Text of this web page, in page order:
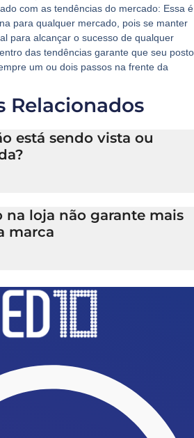
com as tendências do mercado: Essa é
para qualquer mercado, pois se manter
para alcançar o sucesso de qualquer
das tendências garante que seu posto
um ou dois passos na frente da
Relacionados
está sendo vista ou
na loja não garante mais
marca